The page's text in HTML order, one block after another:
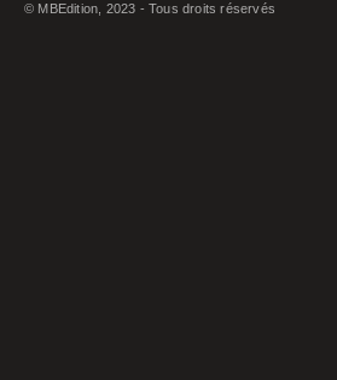
© MBEdition, 2023 - Tous droits réservés